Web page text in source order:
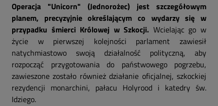
Operacja "Unicorn" (Jednorożec) jest szczegółowym
planem, precyzyjnie określającym co wydarzy się w
przypadku śmierci Królowej w Szkocji. Wcielając go w
życie w pierwszej kolejności parlament zawiesił
natychmiastowo swoją działalność polityczną, aby
rozpocząć przygotowania do państwowego pogrzebu,
zawieszone zostało również działanie oficjalnej, szkockiej
rezydencji monarchini, pałacu Holyrood i katedry św.
Idziego.